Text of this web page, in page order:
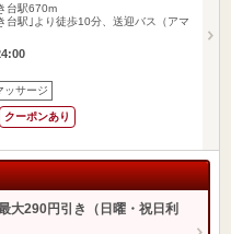
台駅670m
台駅｣より徒歩10分、送迎バス（アマ
ッサージ
クーポンあり
大290円引き（日曜・祝日利